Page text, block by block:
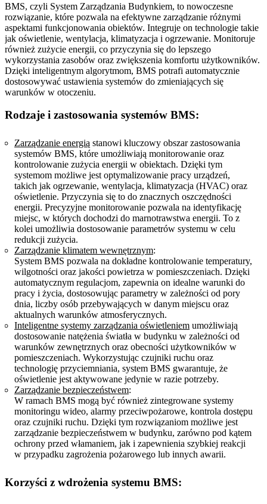
BMS, czyli System Zarządzania Budynkiem, to nowoczesne
rozwiązanie, które pozwala na efektywne zarządzanie różnymi
aspektami funkcjonowania obiektów. Integruje on technologie takie
jak oświetlenie, wentylacja, klimatyzacja i ogrzewanie. Monitoruje
również zużycie energii, co przyczynia się do lepszego
wykorzystania zasobów oraz zwiększenia komfortu użytkowników.
Dzięki inteligentnym algorytmom, BMS potrafi automatycznie
dostosowywać ustawienia systemów do zmieniających się
warunków w otoczeniu.
Rodzaje i zastosowania systemów BMS:
Zarządzanie energią stanowi kluczowy obszar zastosowania
systemów BMS, które umożliwiają monitorowanie oraz
kontrolowanie zużycia energii w obiektach. Dzięki tym
systemom możliwe jest optymalizowanie pracy urządzeń,
takich jak ogrzewanie, wentylacja, klimatyzacja (HVAC) oraz
oświetlenie. Przyczynia się to do znacznych oszczędności
energii. Precyzyjne monitorowanie pozwala na identyfikację
miejsc, w których dochodzi do marnotrawstwa energii. To z
kolei umożliwia dostosowanie parametrów systemu w celu
redukcji zużycia.
Zarządzanie klimatem wewnętrznym:
System BMS pozwala na dokładne kontrolowanie temperatury,
wilgotności oraz jakości powietrza w pomieszczeniach. Dzięki
automatycznym regulacjom, zapewnia on idealne warunki do
pracy i życia, dostosowując parametry w zależności od pory
dnia, liczby osób przebywających w danym miejscu oraz
aktualnych warunków atmosferycznych.
Inteligentne systemy zarządzania oświetleniem umożliwiają
dostosowanie natężenia światła w budynku w zależności od
warunków zewnętrznych oraz obecności użytkowników w
pomieszczeniach. Wykorzystując czujniki ruchu oraz
technologię przyciemniania, system BMS gwarantuje, że
oświetlenie jest aktywowane jedynie w razie potrzeby.
Zarządzanie bezpieczeństwem:
W ramach BMS mogą być również zintegrowane systemy
monitoringu wideo, alarmy przeciwpożarowe, kontrola dostępu
oraz czujniki ruchu. Dzięki tym rozwiązaniom możliwe jest
zarządzanie bezpieczeństwem w budynku, zarówno pod kątem
ochrony przed włamaniem, jak i zapewnienia szybkiej reakcji
w przypadku zagrożenia pożarowego lub innych awarii.
Korzyści z wdrożenia systemu BMS: